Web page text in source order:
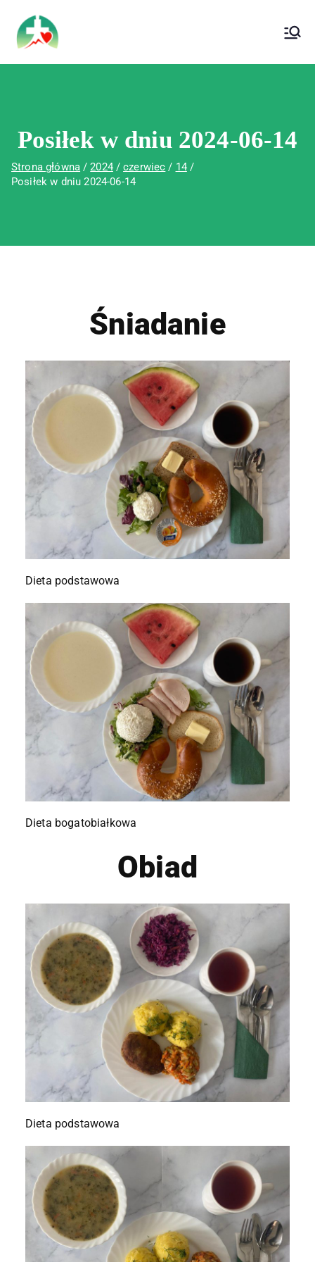
Wojewódzki Szpital Specjalistyczny im.
Św. Rafała w Czerwonej Górze
Posiłek w dniu 2024-06-14
Strona główna 2024 czerwiec
14
Posiłek w dniu 2024-06-14
Śniadanie
Dieta podstawowa
Dieta bogatobiałkowa
Obiad
Dieta podstawowa